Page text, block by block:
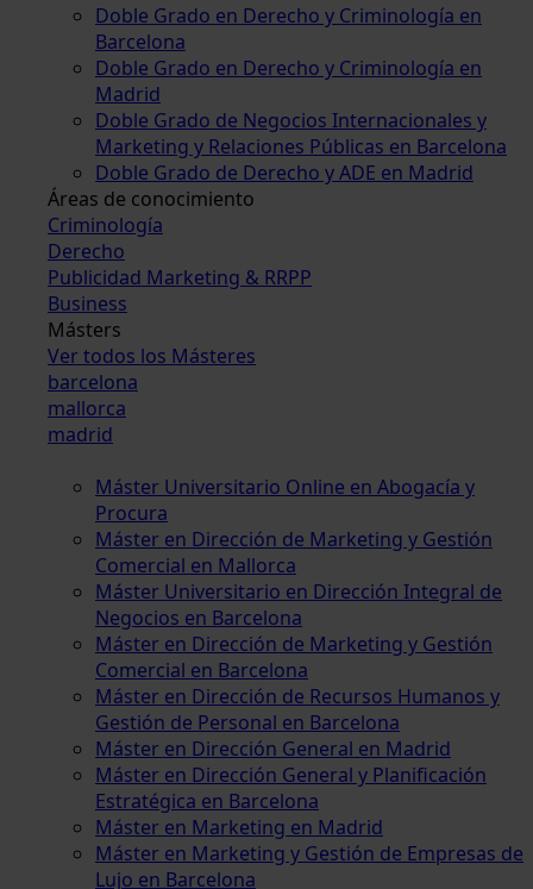
Doble Grado en Derecho y Criminología en
Barcelona
Doble Grado en Derecho y Criminología en
Madrid
Doble Grado de Negocios Internacionales y
Marketing y Relaciones Públicas en Barcelona
Doble Grado de Derecho y ADE en Madrid
Áreas de conocimiento
Criminología
Derecho
Publicidad Marketing & RRPP
Business
Másters
Ver todos los Másteres
barcelona
mallorca
madrid
Máster Universitario Online en Abogacía y
Procura
Máster en Dirección de Marketing y Gestión
Comercial en Mallorca
Máster Universitario en Dirección Integral de
Negocios en Barcelona
Máster en Dirección de Marketing y Gestión
Comercial en Barcelona
Máster en Dirección de Recursos Humanos y
Gestión de Personal en Barcelona
Máster en Dirección General en Madrid
Máster en Dirección General y Planificación
Estratégica en Barcelona
Máster en Marketing en Madrid
Máster en Marketing y Gestión de Empresas de
Lujo en Barcelona